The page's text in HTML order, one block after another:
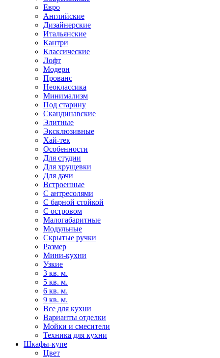
Евро
Английские
Дизайнерские
Итальянские
Кантри
Классические
Лофт
Модерн
Прованс
Неоклассика
Минимализм
Под старину
Скандинавские
Элитные
Эксклюзивные
Хай-тек
Особенности
Для студии
Для хрущевки
Для дачи
Встроенные
С антресолями
С барной стойкой
С островом
Малогабаритные
Модульные
Скрытые ручки
Размер
Мини-кухни
Узкие
3 кв. м.
5 кв. м.
6 кв. м.
9 кв. м.
Все для кухни
Варианты отделки
Мойки и смесители
Техника для кухни
Шкафы-купе
Цвет